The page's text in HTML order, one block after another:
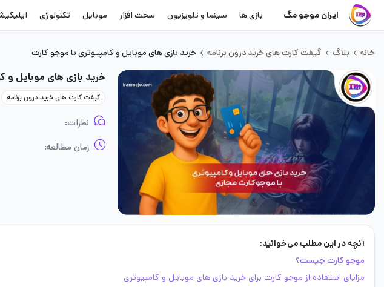
ایران موجو مگ بازی ها سینما و تلویزیون سخت افزار موبایل تکنولوژی
خانه بلاگ گیفت کارت های خرید درون برنامه خرید بازی های موبایل و کامپیوتری با موجو کارت
خرید بازی های موبایل و
گیفت کارت های خرید درون برنامه
نظرات:
زمان مطالعه:
آنچه در این مطلب می‌خوانید:
موجو کارت چیست؟
مزایای استفاده از موجو کارت برای خرید بازی های موبایل و کامپیوتری